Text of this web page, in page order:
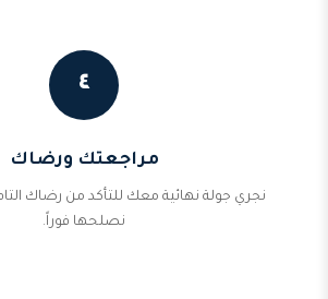
٤
مراجعتك ورضاك
نجري جولة نهائية معك للتأكد من رضاك
نصلحها فوراً.